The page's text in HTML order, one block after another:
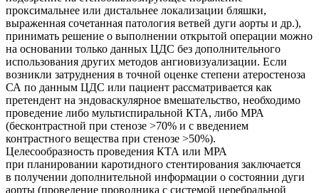
проксимальнее или дистальнее локализации бляшки,
выраженная сочетанная патология ветвей дуги аорты и др.),
принимать решение о выполнении открытой операции можно
на основании только данных ЦДС без дополнительного
использования других методов ангиовизуализации. Если
возникли затруднения в точной оценке степени атеростеноза
СА по данным ЦДС или пациент рассматривается как
претендент на эндоваскулярное вмешательство, необходимо
проведение либо мультиспиральной КТА, либо МРА
(бесконтрастной при стенозе >70% и с введением
контрастного вещества при стенозе >50%).
Целесообразность проведения КТА или МРА
при планировании каротидного стентирования заключается
в получении дополнительной информации о состоянии дуги
аорты (проведение проводника с системой церебральной